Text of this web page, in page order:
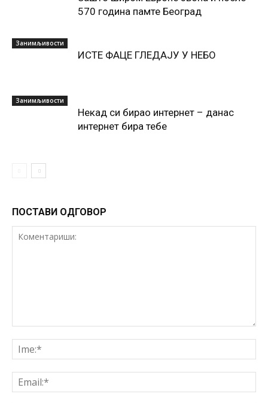
570 година памте Београд
Занимљивости
ИСТЕ ФАЦЕ ГЛЕДАЈУ У НЕБО
Занимљивости
Некад си бирао интернет – данас
интернет бира тебе
ПОСТАВИ ОДГОВОР